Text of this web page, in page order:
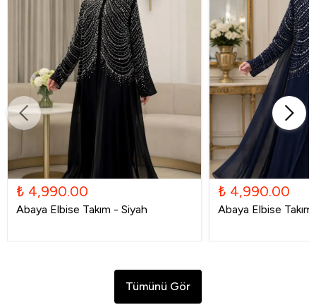
₺ 4,990.00
Abaya Elbise Takım - Siyah
₺ 4,990.00
Abaya Elbise
Tümünü Gör